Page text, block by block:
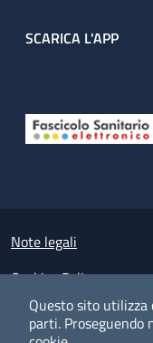
Questo sito
parti. Proseguendo
SCARICA L'APP
Small prints
Note legali
Cookies Policy
Policy privacy e